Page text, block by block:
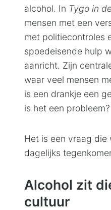
alcohol. In Tygo in
mensen met een
met politiecontroles
spoedeisende hulp
aanricht. Zijn
waar veel mensen
is een drankje een
is het een probleem?
Het is een vraag die
dagelijks
Alcohol zit
cultuur